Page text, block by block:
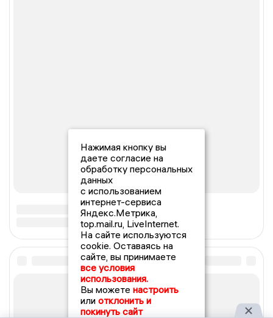
Нажимая кнопку вы
даете согласие на
обработку персональных
данных
с использованием
интернет-сервиса
Яндекс.Метрика,
top.mail.ru, LiveInternet.
На сайте используются
cookie. Оставаясь на
сайте, вы принимаете
все условия
использования.
Вы можете настроить
или отклонить и
покинуть сайт